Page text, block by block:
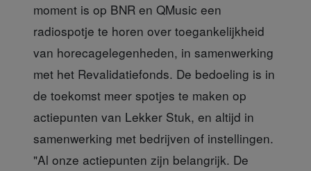
moment is op BNR en QMusic een
radiospotje te horen over toegankelijkheid
van horecagelegenheden, in samenwerking
met het Revalidatiefonds. De bedoeling is in
de toekomst meer spotjes te maken op
actiepunten van Lekker Stuk, en altijd in
samenwerking met bedrijven of instellingen.
"Al onze actiepunten zijn belangrijk. De